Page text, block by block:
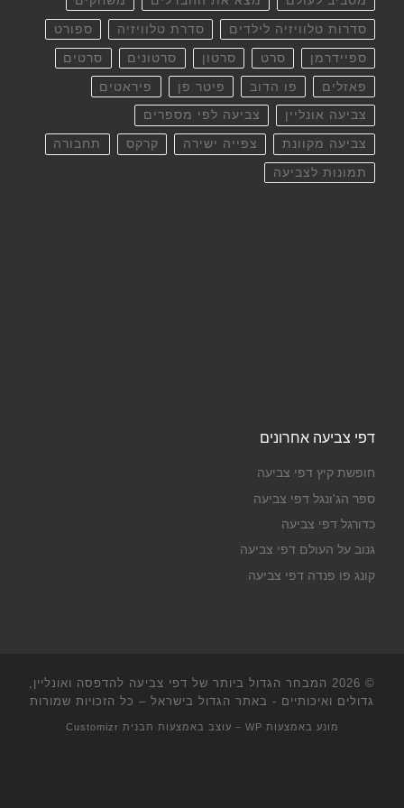
סדרות טלוויזיה לילדים סדרת טלוויזיה ספורט
ספיידרמן סרט סרטון סרטונים סרטים
פאזלים פו הדוב פיטר פן פיראטים
צביעה אונליין צביעה לפי מספרים
צביעה מקוונת צפייה ישירה קרקס תחבורה
תמונות לצביעה
דפי צביעה אחרונים
חופשת קיץ דפי צביעה
ספר הג'ונגל דפי צביעה
כדורגל דפי צביעה
גנוב על העולם דפי צביעה
קונג פו פנדה דפי צביעה
© 2026
המבחר הגדול ביותר של דפי צביעה להדפסה ואונליין,
גדולים ואיכותיים - באתר הגדול בישראל – כל הזכויות שמורות
מונע באמצעות WP – עוצב באמצעות תבנית Customizr